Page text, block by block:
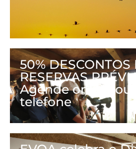
50% DESCONTOS
RESERVAS
Agende online ou
telefone